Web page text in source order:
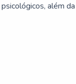
além da